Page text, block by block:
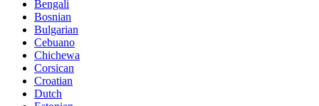
Bengali
Bosnian
Bulgarian
Cebuano
Chichewa
Corsican
Croatian
Dutch